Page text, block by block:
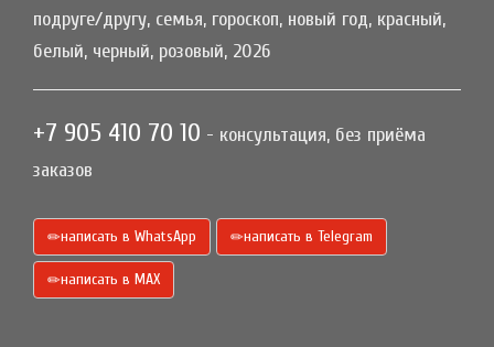
подруге/другу, семья, гороскоп, новый год, красный,
белый, черный, розовый, 2026
+7 905 410 70 10 - консультация, без приёма
заказов
написать в WhatsApp написать в Telegram
написать в МАХ